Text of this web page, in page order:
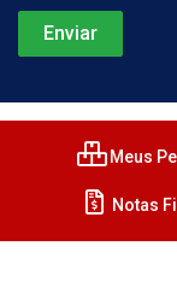
Meus
Notas